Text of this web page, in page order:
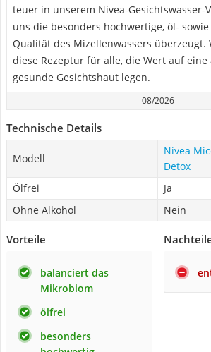
teuer in unserem Nivea-Gesichtswasser-
uns die besonders hochwertige, öl-
Qualität des Mizellenwassers überzeugt.
diese Rezeptur für alle, die Wert auf
gesunde Gesichtshaut legen.
08/2026
Technische Details
Modell
Nivea
Detox
Ölfrei
Ja
Ohne Alkohol
Nein
Vorteile
balanciert das
Mikrobiom
ölfrei
besonders